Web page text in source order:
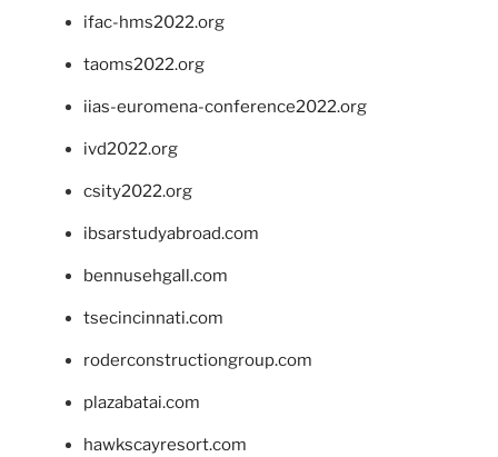
ifac-hms2022.org
taoms2022.org
iias-euromena-conference2022.org
ivd2022.org
csity2022.org
ibsarstudyabroad.com
bennusehgall.com
tsecincinnati.com
roderconstructiongroup.com
plazabatai.com
hawkscayresort.com